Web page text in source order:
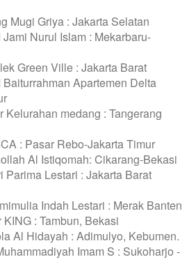
Mugi Griya : Jakarta Selatan
Jami Nurul Islam : Mekarbaru-
Green Ville : Jakarta Barat
Baiturrahman Apartemen Delta
Kelurahan medang : Tangerang
: Pasar Rebo-Jakarta Timur
Al Istiqomah: Cikarang-Bekasi
Parima Lestari : Jakarta Barat
Indah Lestari : Merak Banten
KING : Tambun, Bekasi
Al Hidayah : Adimulyo, Kebumen.
Imam S : Sukoharjo -